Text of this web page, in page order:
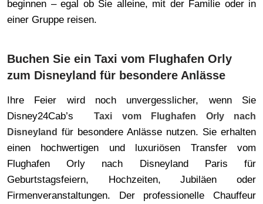
beginnen – egal ob Sie alleine, mit der Familie oder in
einer Gruppe reisen.
Buchen Sie ein Taxi vom Flughafen Orly
zum Disneyland für besondere Anlässe
Ihre Feier wird noch unvergesslicher, wenn Sie
Disney24Cab’s Taxi vom Flughafen Orly nach
Disneyland für besondere Anlässe nutzen. Sie erhalten
einen hochwertigen und luxuriösen Transfer vom
Flughafen Orly nach Disneyland Paris für
Geburtstagsfeiern, Hochzeiten, Jubiläen oder
Firmenveranstaltungen. Der professionelle Chauffeur